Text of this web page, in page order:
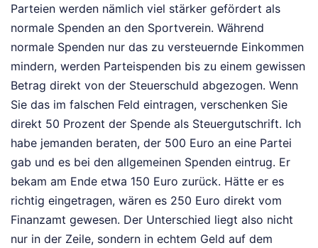
Parteien werden nämlich viel stärker gefördert als
normale Spenden an den Sportverein. Während
normale Spenden nur das zu versteuernde Einkommen
mindern, werden Parteispenden bis zu einem gewissen
Betrag direkt von der Steuerschuld abgezogen. Wenn
Sie das im falschen Feld eintragen, verschenken Sie
direkt 50 Prozent der Spende als Steuergutschrift. Ich
habe jemanden beraten, der 500 Euro an eine Partei
gab und es bei den allgemeinen Spenden eintrug. Er
bekam am Ende etwa 150 Euro zurück. Hätte er es
richtig eingetragen, wären es 250 Euro direkt vom
Finanzamt gewesen. Der Unterschied liegt also nicht
nur in der Zeile, sondern in echtem Geld auf dem